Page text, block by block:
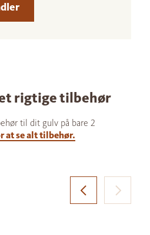
rigtige tilbehør
til dit gulv på bare 2
at se alt tilbehør.